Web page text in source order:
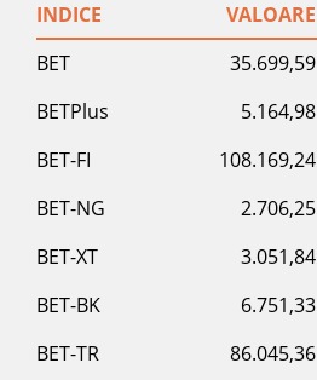
INDICE VALOARE
BET
35.699,59
BETPlus
5.164,98
BET-FI
108.169,24
BET-NG
2.706,25
BET-XT
3.051,84
BET-BK
6.751,33
BET-TR
86.045,36